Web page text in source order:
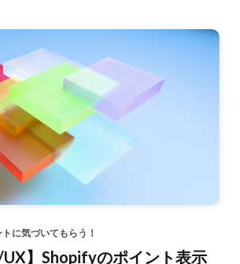
に気づいてもらう！
UX】Shopifyのポイント表示